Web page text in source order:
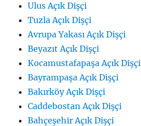
Ulus Açık Dişçi
Tuzla Açık Dişçi
Avrupa Yakası Açık Dişçi
Beyazıt Açık Dişçi
Kocamustafapaşa Açık Dişçi
Bayrampaşa Açık Dişçi
Bakırköy Açık Dişçi
Caddebostan Açık Dişçi
Bahçeşehir Açık Dişçi